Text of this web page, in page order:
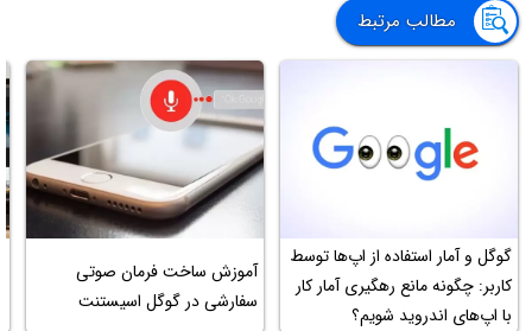
مطالب مرتبط
گوگل و آمار استفاده از اپ‌ها توسط
کاربر: چگونه مانع رهگیری آمار کار
با اپ‌های اندروید شویم؟
آموزش ساخت فرمان صوتی
سفارشی در گوگل اسیستنت